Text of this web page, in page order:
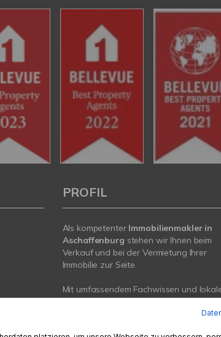
PROFIL
Als kompetenter Immobilienmakler in
Aschaffenburg stehen wir Ihnen beim
Verkauf und bei der Vermietung Ihrer
Immobilie zur Seite.
Mit umfassendem Fachwissen und
Expertise beraten wir Sie in allen Fragen
rund um Ihr Haus oder Ihre Wohnung in